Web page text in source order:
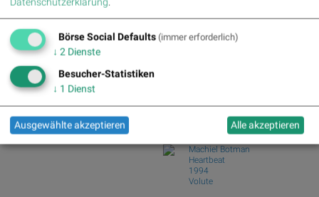
AT&S : -2.23%
Österreichische Post : -4.48%»
Details
The Lines of My Hand
Machiel Botman
Heartbeat
1994
Volute
Börse Social Defaults (immer erforderlich)
↓ 2 Dienste
Besucher-Statistiken
↓ 1 Dienst
Ausgewählte akzeptieren Alle akzeptieren